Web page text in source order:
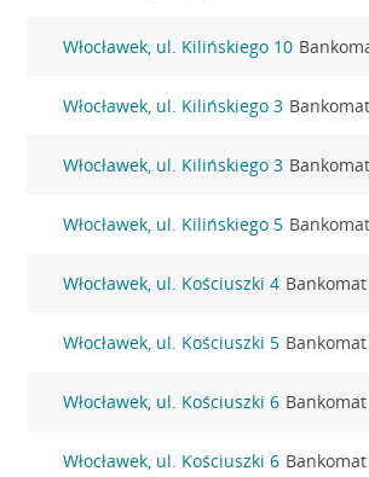
Włocławek, ul. Kilińskiego 10
Włocławek, ul. Kilińskiego 3
Włocławek, ul. Kilińskiego 3
Włocławek, ul. Kilińskiego 5
Włocławek, ul. Kościuszki 4
Włocławek, ul. Kościuszki 5
Włocławek, ul. Kościuszki 6
Włocławek, ul. Kościuszki 6